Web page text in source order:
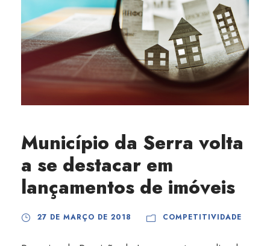
Município da Serra volta
a se destacar em
lançamentos de imóveis
27 DE MARÇO DE 2018 COMPETITIVIDADE